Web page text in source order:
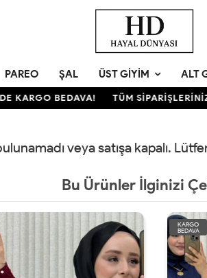
PAREO ŞAL ÜST GIYIM ALT
KARGO BEDAVA! TÜM
veya satışa kapalı.
Bu Ürünler İlginizi
KARGO
BEDAVA